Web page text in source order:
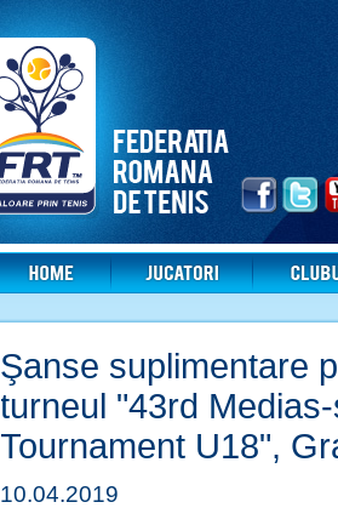
Şanse suplimentare
turneul "43rd
Tournament U18",
10.04.2019